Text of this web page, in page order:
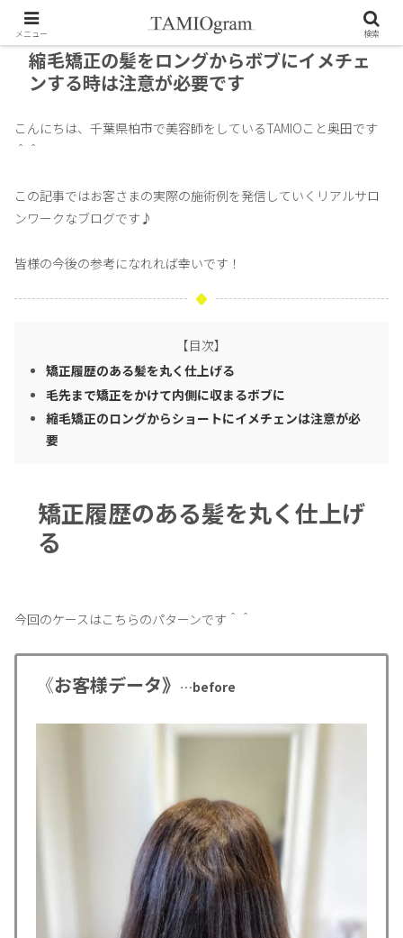
縮毛矯正の髪をロングからボブにイメチェ
ンする時は注意が必要です
こんにちは、千葉県柏市で美容師をしているTAMIOこと奥田です
＾＾
この記事ではお客さまの実際の施術例を発信していくリアルサロ
ンワークなブログです♪
皆様の今後の参考になれれば幸いです！
【目次】
矯正履歴のある髪を丸く仕上げる
毛先まで矯正をかけて内側に収まるボブに
縮毛矯正のロングからショートにイメチェンは注意が必
要
矯正履歴のある髪を丸く仕上げ
る
今回のケースはこちらのパターンです＾＾
《お客様データ》 …before
メニュー 検索